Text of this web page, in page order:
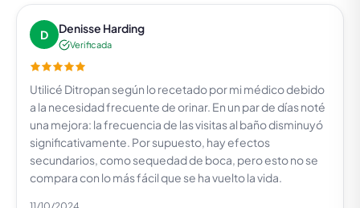
D Denisse Harding
Verificada
Utilicé Ditropan según lo recetado por mi médico debido
a la necesidad frecuente de orinar. En un par de días noté
una mejora: la frecuencia de las visitas al baño disminuyó
significativamente. Por supuesto, hay efectos
secundarios, como sequedad de boca, pero esto no se
compara con lo más fácil que se ha vuelto la vida.